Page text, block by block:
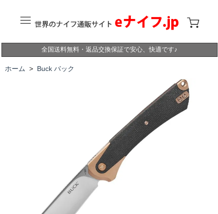
全国送料無料・返品交換保証で安心、快適です♪
ホーム > Buck バック